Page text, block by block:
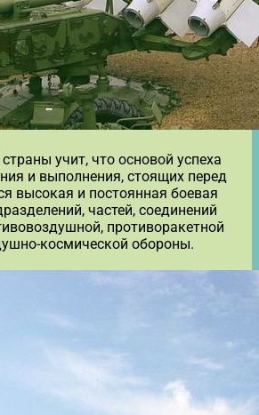
учит, что основой успеха
и выполнения, стоящих перед
высокая и постоянная боевая
частей, соединений
противоракетной
космической обороны.